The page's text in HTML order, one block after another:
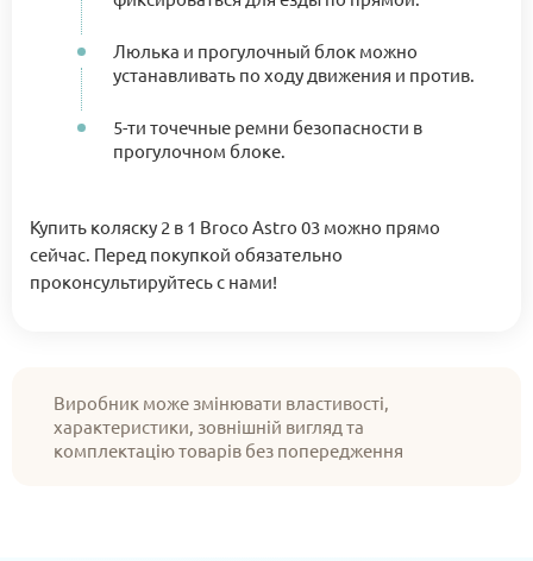
Люлька и прогулочный блок можно
устанавливать по ходу движения и против.
5-ти точечные ремни безопасности в
прогулочном блоке.
Купить коляску 2 в 1 Broco Astro 03 можно прямо
сейчас. Перед покупкой обязательно
проконсультируйтесь с нами!
Виробник може змінювати властивості,
характеристики, зовнішній вигляд та
комплектацію товарів без попередження